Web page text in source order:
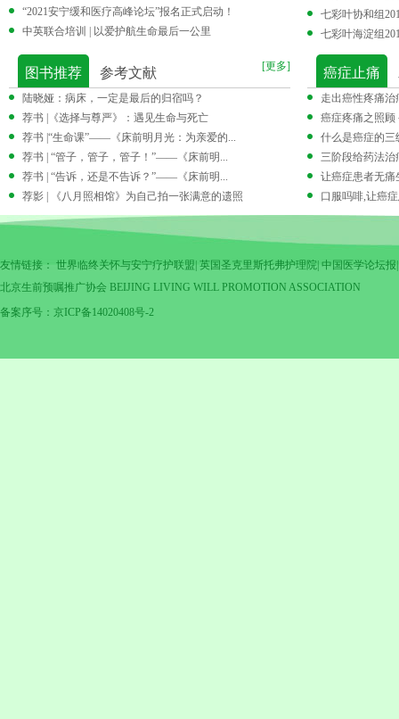
“2021安宁缓和医疗高峰论坛”报名正式启动！
中英联合培训 | 以爱护航生命最后一公里
图书推荐 参考文献 [更多]
陆晓娅：病床，一定是最后的归宿吗？
荐书 |《选择与尊严》：遇见生命与死亡
荐书 |“生命课”——《床前明月光：为亲爱的...
荐书 | “管子，管子，管子！”——《床前明...
荐书 | “告诉，还是不告诉？”——《床前明...
荐影 | 《八月照相馆》为自己拍一张满意的遗照
癌症止痛
走出癌性疼痛治
癌症疼痛之照顾
什么是癌症的三
三阶段给药法治
让癌症患者无痛
口服吗啡,让癌